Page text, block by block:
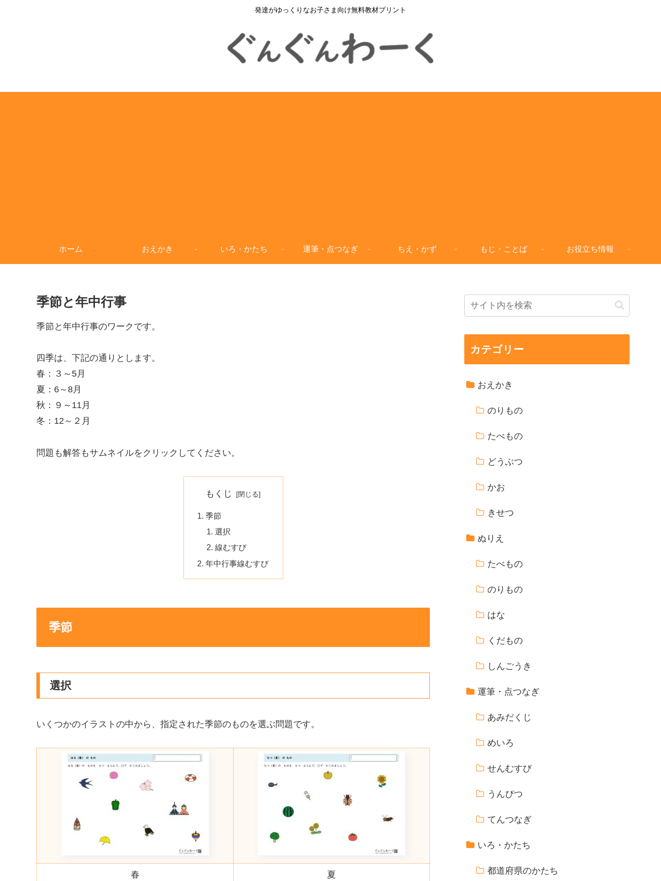
発達がゆっくりなお子さま向け無料教材プリント
ホーム おえかき いろ・かたち 運筆・点つなぎ ちえ・かず もじ・ことば お役立ち情報
季節と年中行事
季節と年中行事のワークです。
四季は、下記の通りとします。
春：３～5月
夏：6～8月
秋：９～11月
冬：12～２月
問題も解答もサムネイルをクリックしてください。
もくじ
季節
選択
線むすび
年中行事線むすび
季節
選択
いくつかのイラストの中から、指定された季節のものを選ぶ問題です。
春 夏
カテゴリー
おえかき
のりもの
たべもの
どうぶつ
かお
きせつ
ぬりえ
たべもの
のりもの
はな
くだもの
しんごうき
運筆・点つなぎ
あみだくじ
めいろ
せんむすび
うんぴつ
てんつなぎ
いろ・かたち
都道府県のかたち